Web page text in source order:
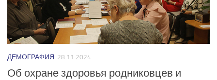
ДЕМОГРАФИЯ 28.11.2024
Об охране здоровья родниковцев и